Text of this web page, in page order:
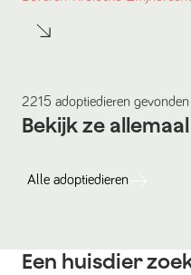
2215 adoptiedieren gevonden
Bekijk ze allemaal
Alle adoptiedieren
Een huisdier